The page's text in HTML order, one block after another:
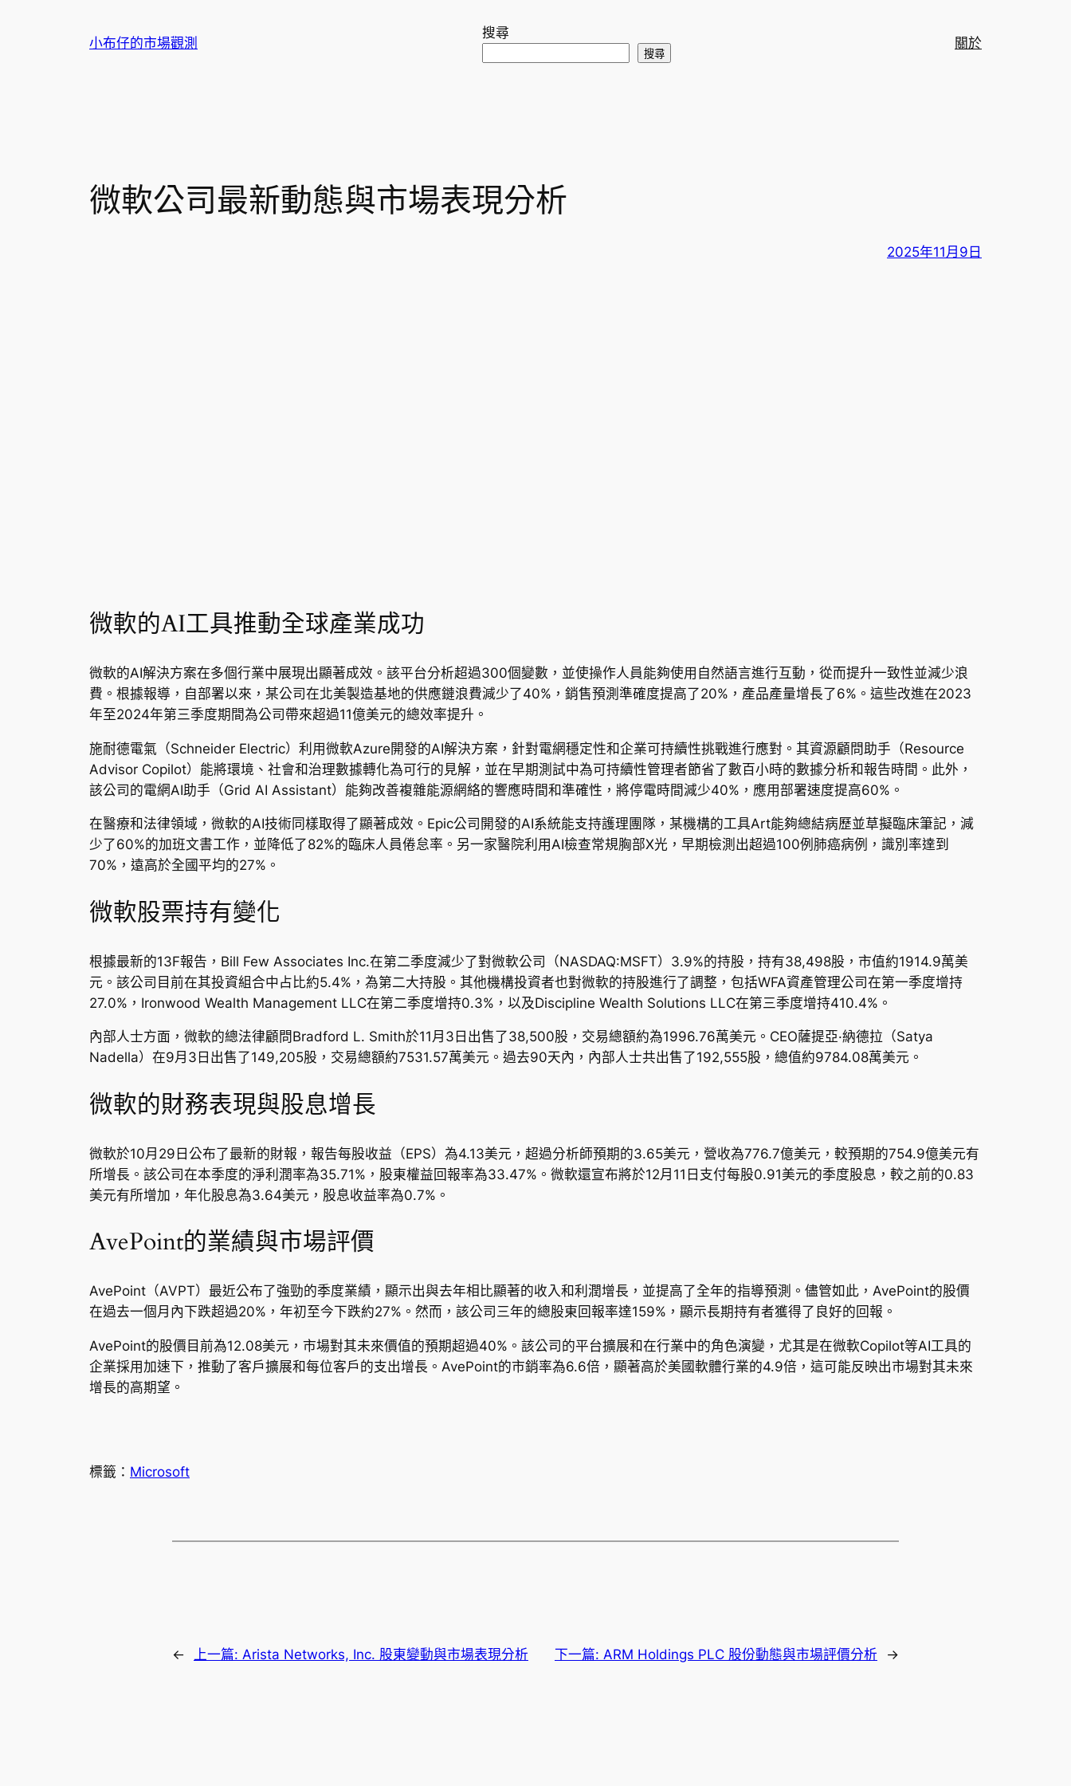
小布仔的市場觀測
搜尋
搜尋
關於
微軟公司最新動態與市場表現分析
2025年11月9日
微軟的AI工具推動全球產業成功
微軟的AI解決方案在多個行業中展現出顯著成效。該平台分析超過300個變數，並使操作人員能夠使用自然語言進行互動，從而提升一致性並減少浪
費。根據報導，自部署以來，某公司在北美製造基地的供應鏈浪費減少了40%，銷售預測準確度提高了20%，產品產量增長了6%。這些改進在2023
年至2024年第三季度期間為公司帶來超過11億美元的總效率提升。
施耐德電氣（Schneider Electric）利用微軟Azure開發的AI解決方案，針對電網穩定性和企業可持續性挑戰進行應對。其資源顧問助手（Resource
Advisor Copilot）能將環境、社會和治理數據轉化為可行的見解，並在早期測試中為可持續性管理者節省了數百小時的數據分析和報告時間。此外，
該公司的電網AI助手（Grid AI Assistant）能夠改善複雜能源網絡的響應時間和準確性，將停電時間減少40%，應用部署速度提高60%。
在醫療和法律領域，微軟的AI技術同樣取得了顯著成效。Epic公司開發的AI系統能支持護理團隊，某機構的工具Art能夠總結病歷並草擬臨床筆記，減
少了60%的加班文書工作，並降低了82%的臨床人員倦怠率。另一家醫院利用AI檢查常規胸部X光，早期檢測出超過100例肺癌病例，識別率達到
70%，遠高於全國平均的27%。
微軟股票持有變化
根據最新的13F報告，Bill Few Associates Inc.在第二季度減少了對微軟公司（NASDAQ:MSFT）3.9%的持股，持有38,498股，市值約1914.9萬美
元。該公司目前在其投資組合中占比約5.4%，為第二大持股。其他機構投資者也對微軟的持股進行了調整，包括WFA資產管理公司在第一季度增持
27.0%，Ironwood Wealth Management LLC在第二季度增持0.3%，以及Discipline Wealth Solutions LLC在第三季度增持410.4%。
內部人士方面，微軟的總法律顧問Bradford L. Smith於11月3日出售了38,500股，交易總額約為1996.76萬美元。CEO薩提亞·納德拉（Satya
Nadella）在9月3日出售了149,205股，交易總額約7531.57萬美元。過去90天內，內部人士共出售了192,555股，總值約9784.08萬美元。
微軟的財務表現與股息增長
微軟於10月29日公布了最新的財報，報告每股收益（EPS）為4.13美元，超過分析師預期的3.65美元，營收為776.7億美元，較預期的754.9億美元有
所增長。該公司在本季度的淨利潤率為35.71%，股東權益回報率為33.47%。微軟還宣布將於12月11日支付每股0.91美元的季度股息，較之前的0.83
美元有所增加，年化股息為3.64美元，股息收益率為0.7%。
AvePoint的業績與市場評價
AvePoint（AVPT）最近公布了強勁的季度業績，顯示出與去年相比顯著的收入和利潤增長，並提高了全年的指導預測。儘管如此，AvePoint的股價
在過去一個月內下跌超過20%，年初至今下跌約27%。然而，該公司三年的總股東回報率達159%，顯示長期持有者獲得了良好的回報。
AvePoint的股價目前為12.08美元，市場對其未來價值的預期超過40%。該公司的平台擴展和在行業中的角色演變，尤其是在微軟Copilot等AI工具的
企業採用加速下，推動了客戶擴展和每位客戶的支出增長。AvePoint的市銷率為6.6倍，顯著高於美國軟體行業的4.9倍，這可能反映出市場對其未來
增長的高期望。
標籤： Microsoft
← 上一篇: Arista Networks, Inc. 股東變動與市場表現分析 下一篇: ARM Holdings PLC 股份動態與市場評價分析 →